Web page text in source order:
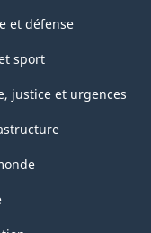
et défense
sport
justice et urgences